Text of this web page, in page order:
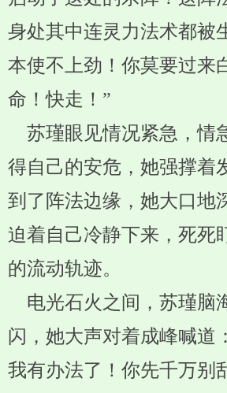
身处其中连灵力法术都被
本使不上劲！你莫要过来
命！快走！”
苏瑾眼见情况紧急，情
得自己的安危，她强撑着
到了阵法边缘，她大口地
迫着自己冷静下来，死死
的流动轨迹。
电光石火之间，苏瑾脑
闪，她大声对着成峰喊道
我有办法了！你先千万别